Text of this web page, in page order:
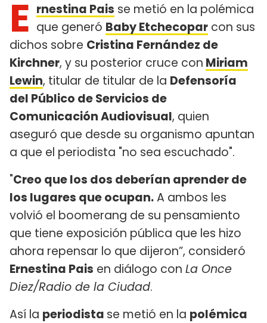
E rnestina Pais se metió en la polémica
que generó Baby Etchecopar con sus
dichos sobre Cristina Fernández de
Kirchner, y su posterior cruce con Miriam
Lewin, titular de titular de la Defensoría
del Público de Servicios de
Comunicación Audiovisual, quien
aseguró que desde su organismo apuntan
a que el periodista "no sea escuchado".
"Creo que los dos deberían aprender de
los lugares que ocupan.A ambos les
volvió el boomerang de su pensamiento
que tiene exposición pública que les hizo
ahora repensar lo que dijeron”, consideró
Ernestina Pais en diálogo con La Once
Diez/Radio de la Ciudad.
Así la periodista se metió en la polémica